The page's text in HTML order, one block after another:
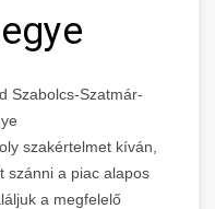
Szabolcs-Szatmár-
szakértelmet kíván,
szánni a piac alapos
a megfelelő